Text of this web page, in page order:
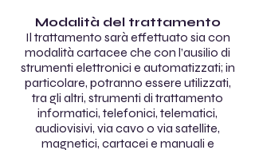
Modalità del trattamento
Il trattamento sarà effettuato sia con
modalità cartacee che con l’ausilio di
strumenti elettronici e automatizzati; in
particolare, potranno essere utilizzati,
tra gli altri, strumenti di trattamento
informatici, telefonici, telematici,
audiovisivi, via cavo o via satellite,
magnetici, cartacei e manuali e